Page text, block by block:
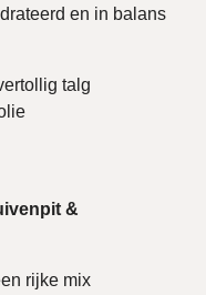
en in balans
talg
&
rijke mix